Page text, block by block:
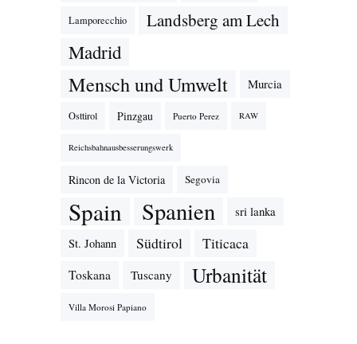
Lamporecchio Landsberg am Lech
Madrid
Mensch und Umwelt Murcia
Osttirol Pinzgau Puerto Perez RAW
Reichsbahnausbesserungswerk
Rincon de la Victoria Segovia
Spain Spanien sri lanka
St. Johann Südtirol Titicaca
Toskana Tuscany Urbanität
Villa Morosi Papiano